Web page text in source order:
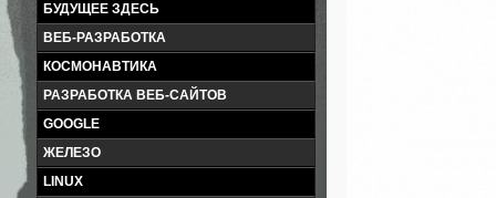
БУДУЩЕЕ ЗДЕСЬ
ВЕБ-РАЗРАБОТКА
КОСМОНАВТИКА
РАЗРАБОТКА ВЕБ-САЙТОВ
GOOGLE
ЖЕЛЕЗО
LINUX